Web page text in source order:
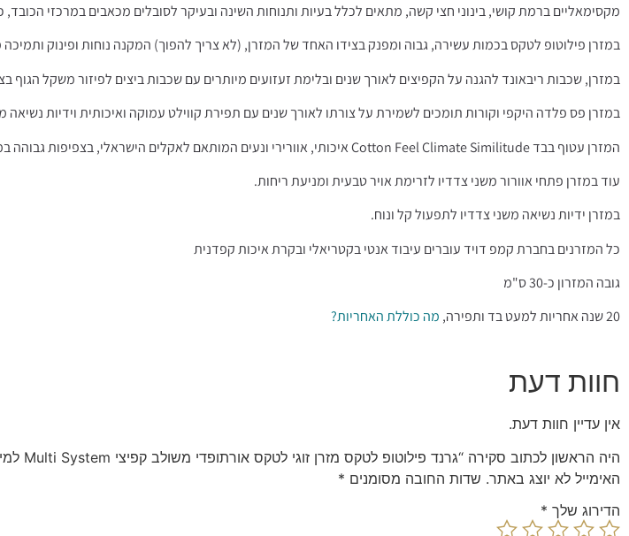
מקסימאליים ברמת קושי, בינוני חצי קשה, מתאים לכלל בעיות ותנוחות השינה ובעיקר לסובלים מכאבים במרכזי הכובד,
במזרן פילוטופ לטקס בכמות עשירה, גבוה ומפנק בצידו האחד של המזרן, (לא צריך להפוך) המקנה נוחות ופינוק ותמיכה
במזרן, שכבות ריבאונד להגנה על הקפיצים לאורך שנים ובלימת זעזועים מיותרים עם שכבות ביצים לפיזור משקל הגוף
במזרן פס פלדה היקפי וקורות תומכים לשמירת על צורתו לאורך שנים עם תפירת קווילט עמוקה ואיכותית וידיות נשיאה
המזרן עטוף בבד Cotton Feel Climate Similitude איכותי, אוורירי ונעים המותאם לאקלים הישראלי, בצפיפות גבוהה במיוחד, להקלה בהזעת יתר ולתחושת אווריריות נעימה.
עוד במזרן פתחי אוורור משני צדדיו לזרימת אויר טבעית ומניעת ריחות.
במזרן ידיות נשיאה משני צדדיו לתפעול קל ונוח.
כל המזרנים בחברת קמפ דויד עוברים עיבוד אנטי בקטריאלי ובקרת איכות קפדנית
גובה המזרון כ-30 ס"מ
20 שנה אחריות למעט בד ותפירה,
מה כוללת האחריות?
חוות דעת
אין עדיין חוות דעת.
היה הראשון לכתוב סקירה “גרנד פילוטופ לטקס מזרן זוגי לטקס אורתופדי משולב קפיצי Multi System למיטה + חצי Camp David”
האימייל לא יוצג באתר. שדות החובה מסומנים *
הדירוג שלך *